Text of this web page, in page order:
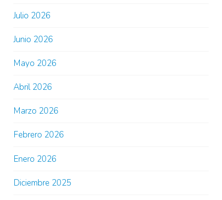
Julio 2026
Junio 2026
Mayo 2026
Abril 2026
Marzo 2026
Febrero 2026
Enero 2026
Diciembre 2025